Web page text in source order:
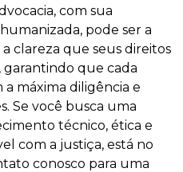
com sua
pode ser a
clareza que seus direitos
garantindo que cada
máxima diligência e
Se você busca uma
técnico, ética e
com a justiça, está no
conosco para uma